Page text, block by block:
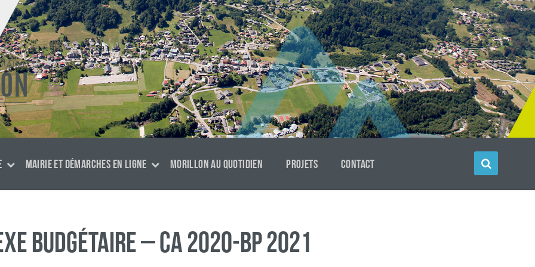
MAIRIE ET DÉMARCHES EN LIGNE MORILLON AU QUOTIDIEN PROJETS CONTACT
budgétaire – CA 2020-BP 2021